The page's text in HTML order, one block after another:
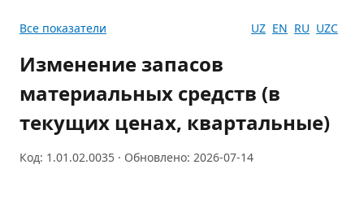
Все показатели UZ EN RU UZC
Изменение запасов
материальных средств (в
текущих ценах, квартальные)
Код: 1.01.02.0035 · Обновлено: 2026-07-14